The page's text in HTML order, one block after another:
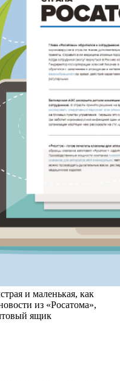
и маленькая, как
из «Росатома»,
ящик